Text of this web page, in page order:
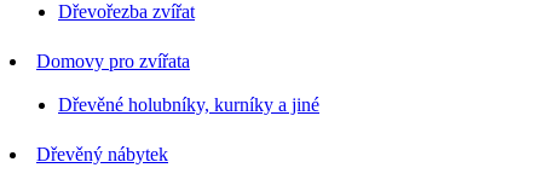
Dřevořezba zvířat
Domovy pro zvířata
Dřevěné holubníky, kurníky a jiné
Dřevěný nábytek